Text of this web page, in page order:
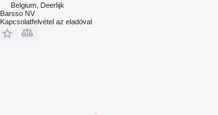
Belgium, Deerlijk
Barsso NV
Kapcsolatfelvétel az eladóval